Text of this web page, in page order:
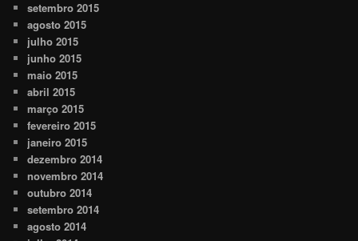
setembro 2015
agosto 2015
julho 2015
junho 2015
maio 2015
abril 2015
março 2015
fevereiro 2015
janeiro 2015
dezembro 2014
novembro 2014
outubro 2014
setembro 2014
agosto 2014